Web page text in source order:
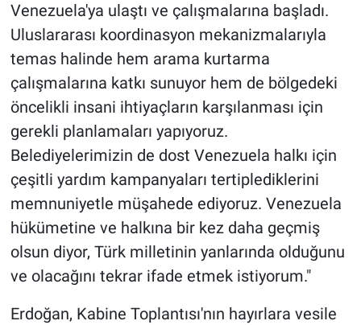
Venezuela'ya ulaştı ve çalışmalarına başladı.
Uluslararası koordinasyon mekanizmalarıyla
temas halinde hem arama kurtarma
çalışmalarına katkı sunuyor hem de bölgedeki
öncelikli insani ihtiyaçların karşılanması için
gerekli planlamaları yapıyoruz.
Belediyelerimizin de dost Venezuela halkı için
çeşitli yardım kampanyaları tertiplediklerini
memnuniyetle müşahede ediyoruz. Venezuela
hükümetine ve halkına bir kez daha geçmiş
olsun diyor, Türk milletinin yanlarında olduğunu
ve olacağını tekrar ifade etmek istiyorum."
Erdoğan, Kabine Toplantısı'nın hayırlara vesile